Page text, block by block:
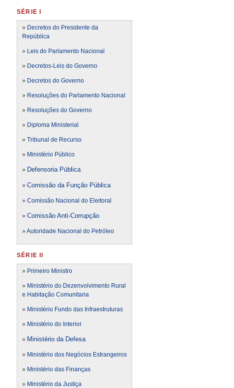
SÉRIE I
» Decretos do Presidente da
República
» Leis do Parlamento Nacional
» Decretos-Leis do Governo
» Decretos do Governo
» Resoluções do Parlamento Nacional
» Resoluções do Governo
» Diploma Ministerial
» Tribunal de Recurso
» Ministério Público
» Defensoria Pública
» Comissão da Função Pública
» Comissão Nacional do Eleitoral
» Comissão Anti-Corrupção
» Autoridade Nacional do Petróleo
SÉRIE II
» Primeiro Ministro
» Ministério do Dezenvolvimento Rural
e Habitação Comunitaria
» Ministério Fundo das Infraestruturas
» Ministério do Interior
» Ministério da Defesa
» Ministério dos Negócios Estrangeiros
» Ministério das Finanças
» Ministério da Justiça